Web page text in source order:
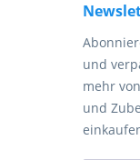
und
mehr
und